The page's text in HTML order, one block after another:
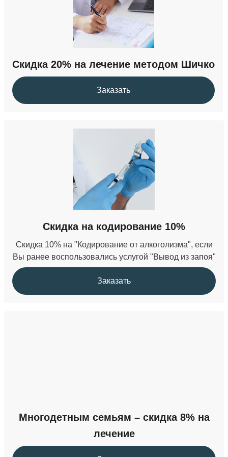
от 13 000 ₽
от 7 000 ₽
Кодирование от алкоголизма методом Довженко
Скидка 20% на лечение методом Шичко
Заказать
Скидка на кодирование 10%
Скидка 10% на "Кодирование от алкоголизма", если
Вы ранее воспользовались услугой "Вывод из запоя"
Заказать
Многодетным семьям – скидка 8% на
лечение